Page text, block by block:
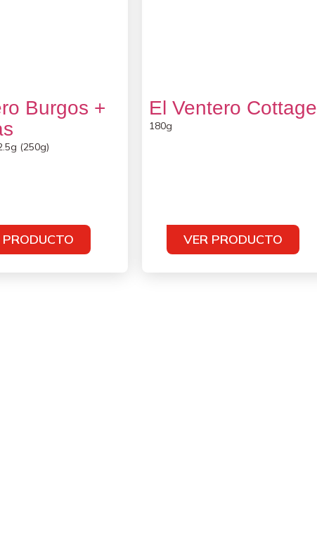
Burgos +
(250g)
El Ventero Cottage
180g
VER PRODUCTO